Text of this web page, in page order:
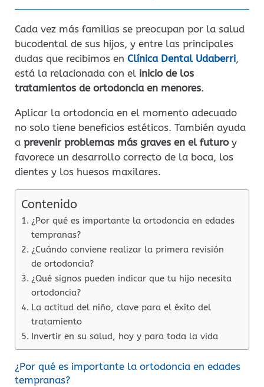
Cada vez más familias se preocupan por la salud
bucodental de sus hijos, y entre las principales
dudas que recibimos en Clínica Dental Udaberri,
está la relacionada con el inicio de los
tratamientos de ortodoncia en menores.
Aplicar la ortodoncia en el momento adecuado
no solo tiene beneficios estéticos. También ayuda
a prevenir problemas más graves en el futuroy
favorece un desarrollo correcto de la boca, los
dientes y los huesos maxilares.
Contenido
¿Por qué es importante la ortodoncia en edades
tempranas?
¿Cuándo conviene realizar la primera revisión
de ortodoncia?
¿Qué signos pueden indicar que tu hijo necesita
ortodoncia?
La actitud del niño, clave para el éxito del
tratamiento
Invertir en su salud, hoy y para toda la vida
¿Por qué es importante la ortodoncia en edades
tempranas?